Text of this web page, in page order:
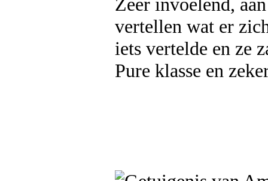
vertellen wat er
iets vertelde en ze
Pure klasse en